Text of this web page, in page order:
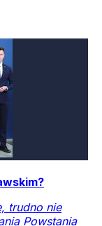
trudno nie
Powstania